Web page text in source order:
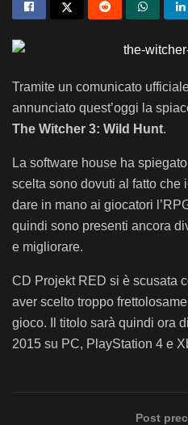
Tramite un comunicato
annunciato quest’oggi la
The Witcher 3: Wild Hunt.
La software house ha
scelta sono dovuti al fatto che
dare in mano ai giocatori
quindi sono presenti ancora
e migliorare.
CD Projekt RED si è scusata
aver scelto troppo
gioco. Il titolo sarà quindi ora
2015 su PC, PlayStation 4 e
Post